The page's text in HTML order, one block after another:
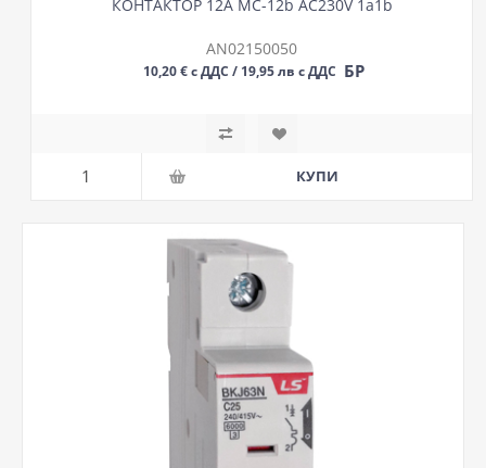
КОНТАКТОР 12A MC-12b AC230V 1a1b
AN02150050
10,20 € с ДДС / 19,95 лв с ДДС БР